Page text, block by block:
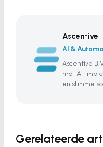
Ascentive
AI &
Ascentive
met AI-
en slimme
Gerelateerde